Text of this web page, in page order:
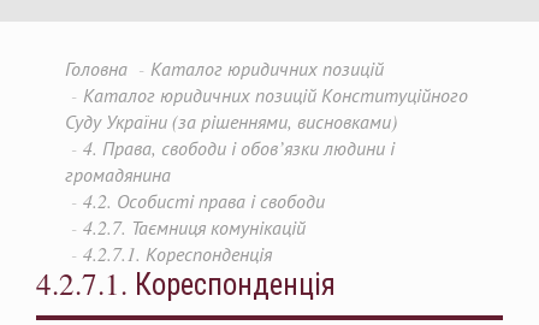
Головна
Каталог юридичних позицій
Каталог юридичних позицій Конституційного
Суду України (за рішеннями, висновками)
4. Права, свободи і обов’язки людини і
громадянина
4.2. Особисті права і свободи
4.2.7. Таємниця комунікацій
4.2.7.1. Кореспонденція
4.2.7.1. Кореспонденція